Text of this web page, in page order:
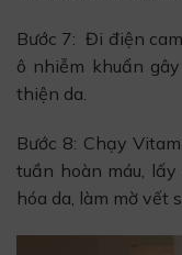
Bước 7: Đi điện
ô nhiễm khuẩn
thiện da.
Bước 8: Chạy
tuần hoàn máu,
hóa da, làm mờ vết